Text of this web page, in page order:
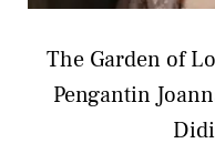
The Garden of
Pengantin